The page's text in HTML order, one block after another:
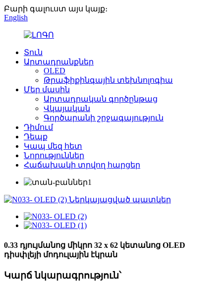
Բարի գալուստ այս կայք։
English
Տուն
Արտադրանքներ
OLED
Թրաֆիքինգային տեխնոլոգիա
Մեր մասին
Արտադրական գործընթաց
Վկայական
Գործարանի շրջագայություն
Դիմում
Դեպք
Կապ մեզ հետ
Նորություններ
Հաճախակի տրվող հարցեր
0.33 դյույմանոց միկրո 32 x 62 կետանոց OLED
դիսփլեյի մոդուլային էկրան
Կարճ նկարագրություն՝